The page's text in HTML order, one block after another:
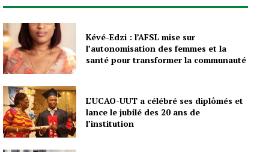
Kévé-Edzi : l’AFSL mise sur
l’autonomisation des femmes et la
santé pour transformer la communauté
L’UCAO-UUT a célébré ses diplômés et
lance le jubilé des 20 ans de
l’institution